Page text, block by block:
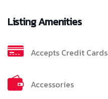
Listing Amenities
Accepts Credit Cards
Accessories